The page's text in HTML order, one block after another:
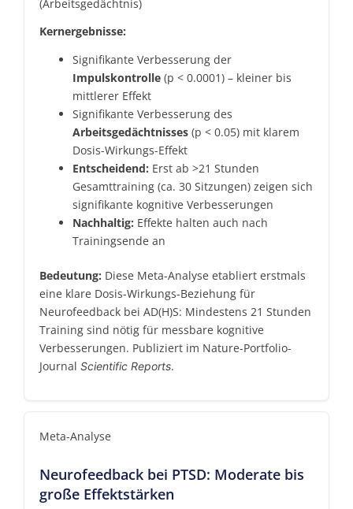
(Arbeitsgedächtnis)
Kernergebnisse:
Signifikante Verbesserung der
Impulskontrolle(p < 0.0001) – kleiner bis
mittlerer Effekt
Signifikante Verbesserung des
Arbeitsgedächtnisses(p < 0.05) mit klarem
Dosis-Wirkungs-Effekt
Entscheidend: Erst ab >21 Stunden
Gesamttraining (ca. 30 Sitzungen) zeigen sich
signifikante kognitive Verbesserungen
Nachhaltig: Effekte halten auch nach
Trainingsende an
Bedeutung: Diese Meta-Analyse etabliert erstmals
eine klare Dosis-Wirkungs-Beziehung für
Neurofeedback bei AD(H)S: Mindestens 21 Stunden
Training sind nötig für messbare kognitive
Verbesserungen. Publiziert im Nature-Portfolio-
Journal Scientific Reports.
Meta-Analyse
Neurofeedback bei PTSD: Moderate bis
große Effektstärken